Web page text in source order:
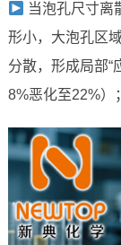
当泡孔尺寸离
形小，大泡孔区
分散，形成局部“
8%恶化至22%）；